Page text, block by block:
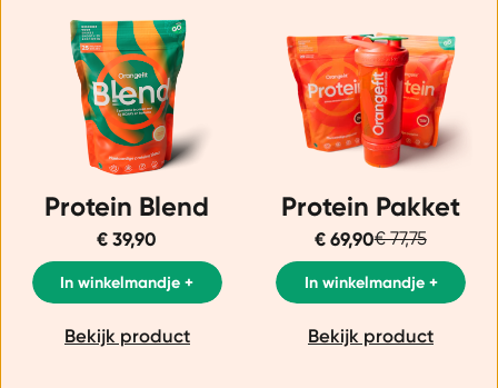
Protein Blend
€ 39,90
In winkelmandje +
Bekijk product
Protein Pakket
€ 69,90€ 77,75
In winkelmandje +
Bekijk product